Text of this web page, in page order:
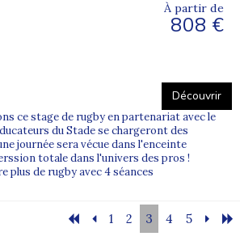
À partir de
808 €
Découvrir
ce stage de rugby en partenariat avec le
du Stade se chargeront des
journée sera vécue dans l'enceinte
totale dans l'univers des pros !
plus de rugby avec 4 séances
1 2 3 4 5